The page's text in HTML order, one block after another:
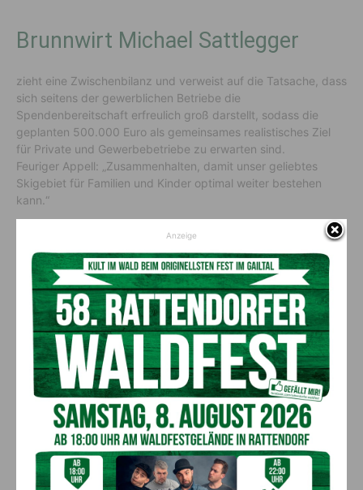
Brunnwirt Michael Sattlegger
zieht eine Zwischenbilanz und verweist auf die Tatsache, dass
sich seitens der gewerblichen Betriebe die
Spendenbereitschaft erfreulich groß darstellt, sodass die
geplanten 500.000 Euro als gemeinsames realistisches Ziel
für Private und Gewerbebetriebe zu erwarten sind.
Feuriger Appell: „Zusammenhalten, damit unser geliebtes
Skigebiet für Familien und Kinder optimal weiter bestehen
kann.“
Derzeitige Situation
3 Schlepplifte, Übungsgelände mit Zauberteppich, 5
Pistenkilometer (von leicht bis mittelschwer), Schneesicherheit
durch künstliche Beschneiung. 30 km Langlaufloipen,
Skischule und -verleih, Winterwanderwege, beleuchtete
Rodelbahn. Hallenbad im OptimaMed Gesundheitsresort
Weißbriach.
Anzeige